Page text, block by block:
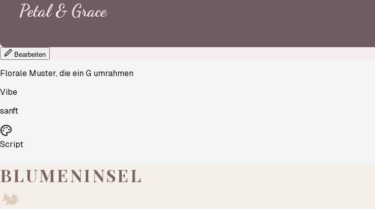
Petal & Grace
Bearbeiten
Florale Muster, die ein G umrahmen
Vibe
sanft
Script
BLUMENINSEL